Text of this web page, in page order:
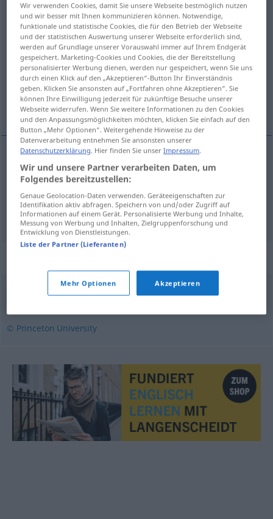
uncurbedadj
Übersicht aller Übersetzungen
(Für mehr Details die Übersetzung anklicken/antippen)
abgezäumt
ungezähmt, zügellos, entfesselt
abgezäumt uncurbed
ungezähmt,zügellos,entfesselt uncurbed FIG
unbridled,unchecked,ungoverned
© Princeton University
Wir verwenden Cookies, damit Sie unsere Webseite bestmöglich nutzen
und wir besser mit Ihnen kommunizieren können. Notwendige,
funktionale und statistische Cookies, die für den Betrieb der Webseite
und der statistischen Auswertung unserer Webseite erforderlich sind,
werden auf Grundlage unserer Vorauswahl immer auf Ihrem Endgerät
gespeichert. Marketing-Cookies und Cookies, die der Bereitstellung
personalisierter Werbung dienen, werden nur gespeichert, wenn Sie uns
durch einen Klick auf den „Akzeptieren“-Button Ihr Einverständnis
geben. Klicken Sie ansonsten auf „Fortfahren ohne Akzeptieren“. Sie
können Ihre Einwilligung jederzeit für zukünftige Besuche unserer
Webseite widerrufen. Wenn Sie weitere Informationen zu den Cookies
und den Anpassungsmöglichkeiten möchten, klicken Sie einfach auf den
Button „Mehr Optionen“. Weitergehende Hinweise zu der
Datenverarbeitung entnehmen Sie ansonsten unserer
Datenschutzerklärung. Hier finden Sie unserImpressum.
Wir und unsere Partner verarbeiten Daten, um
Folgendes bereitzustellen:
Genaue Geolocation-Daten verwenden. Geräteeigenschaften zur
Identifikation aktiv abfragen. Speichern von und/oder Zugriff auf
Informationen auf einem Gerät. Personalisierte Werbung und Inhalte,
Messung von Werbung und Inhalten, Zielgruppenforschung und
Entwicklung von Dienstleistungen.
Liste der Partner (Lieferanten)
Mehr Optionen Akzeptieren